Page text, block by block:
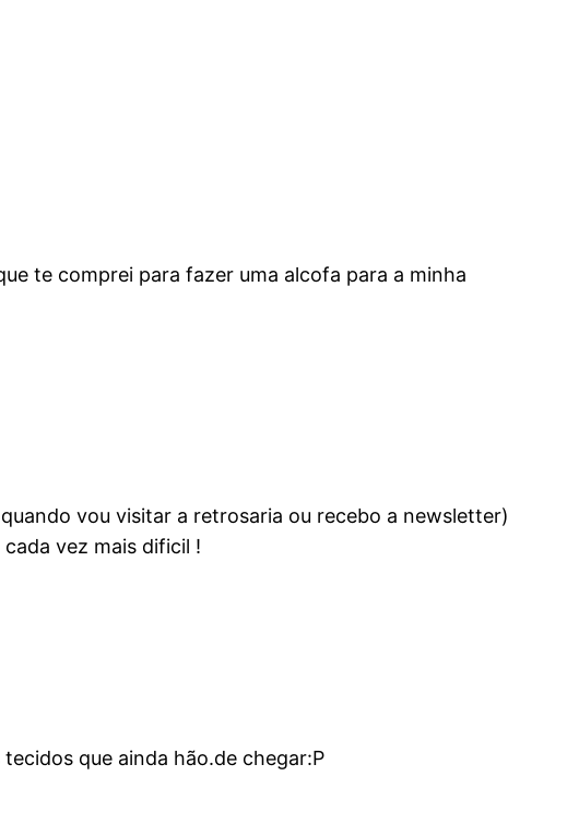
te comprei para fazer uma alcofa para a minha
vou visitar a retrosaria ou recebo a newsletter)
vez mais dificil !
que ainda hão.de chegar:P